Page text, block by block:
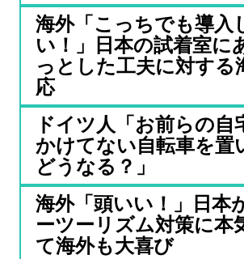
海外「こっちでも導入
い！」日本の試着室に
っとした工夫に対する
応
ドイツ人「お前らの自
かけてない自転車を置
どうなる？」
海外「頭いい！」日本
ーツーリズム対策に本
て海外も大喜び